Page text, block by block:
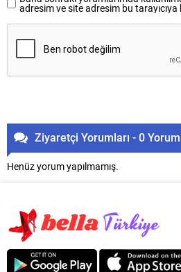
adresim ve site adresim bu
Ziyaretçi Yorumları - 0 Yorum
Henüz yorum yapılmamış.